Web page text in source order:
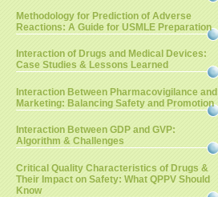
Methodology for Prediction of Adverse
Reactions: A Guide for USMLE Preparation
Interaction of Drugs and Medical Devices:
Case Studies & Lessons Learned
Interaction Between Pharmacovigilance and
Marketing: Balancing Safety and Promotion
Interaction Between GDP and GVP:
Algorithm & Challenges
Critical Quality Characteristics of Drugs &
Their Impact on Safety: What QPPV Should
Know